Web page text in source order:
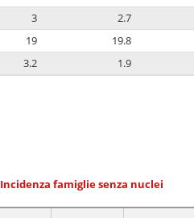
3 2.7
19 19.8
3.2 1.9
Incidenza famiglie senza nuclei